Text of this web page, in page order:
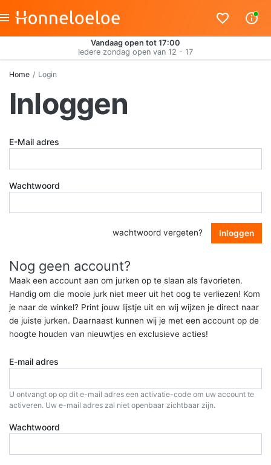
Vandaag open tot 17:00
Iedere zondag open van 12 - 17
Home Login
Inloggen
E-Mail adres
Wachtwoord
wachtwoord vergeten? Inloggen
Nog geen account?
Maak een account aan om jurken op te slaan als favorieten.
Handig om die mooie jurk niet meer uit het oog te verliezen! Kom
je naar de winkel? Print jouw lijstje uit en wij wijzen je direct naar
de juiste jurken. Daarnaast kunnen wij je met een account op de
hoogte houden van nieuwtjes en exclusieve acties!
E-mail adres
U ontvangt op op dit e-mail adres een activatie-code om uw account te
activeren. Uw e-mail adres zal niet openbaar zichtbaar zijn.
Wachtwoord